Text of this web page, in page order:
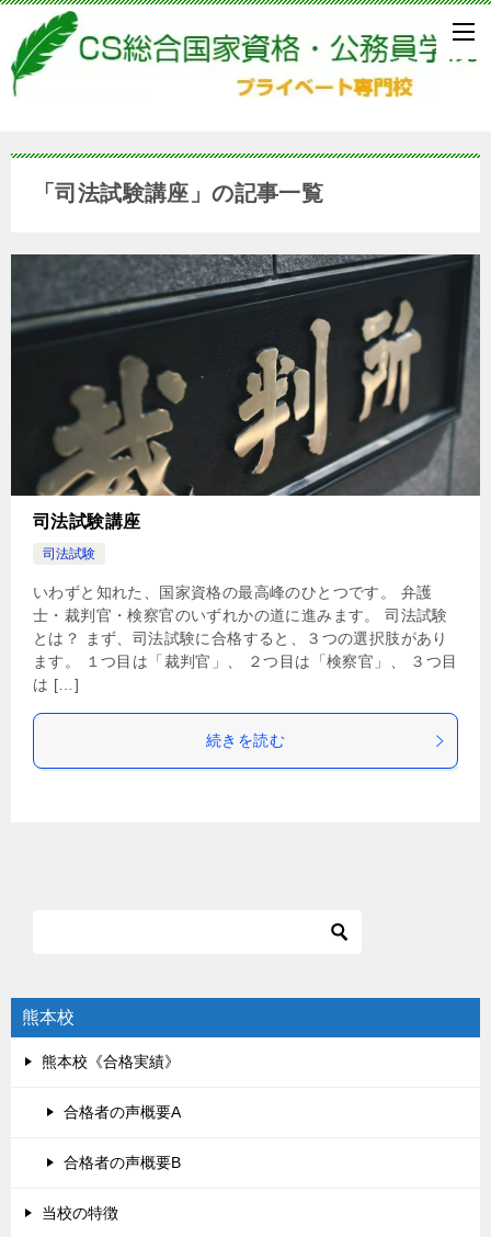
「司法試験講座」の記事一覧
司法試験講座
司法試験
いわずと知れた、国家資格の最高峰のひとつです。 弁護
士・裁判官・検察官のいずれかの道に進みます。 司法試験
とは？ まず、司法試験に合格すると、３つの選択肢があり
ます。 １つ目は「裁判官」、 ２つ目は「検察官」、 ３つ目
は […]
続きを読む
熊本校
熊本校《合格実績》
合格者の声概要A
合格者の声概要B
当校の特徴